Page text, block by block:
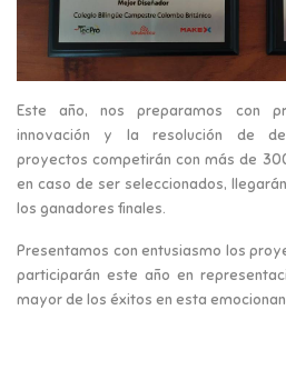
Este año, nos preparamos con
innovación y la resolución de
proyectos competirán con más de
en caso de ser seleccionados,
los ganadores finales.
Presentamos con entusiasmo los
participarán este año en
mayor de los éxitos en esta